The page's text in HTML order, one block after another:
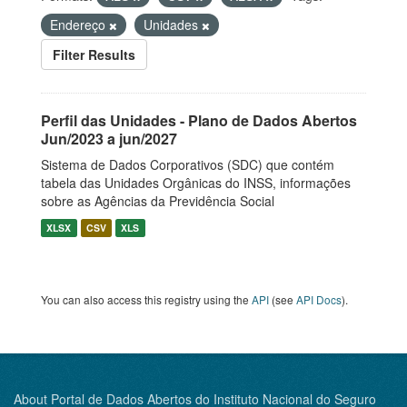
Endereço
Unidades
Filter Results
Perfil das Unidades - Plano de Dados Abertos
Jun/2023 a jun/2027
Sistema de Dados Corporativos (SDC) que contém
tabela das Unidades Orgânicas do INSS, informações
sobre as Agências da Previdência Social
XLSX CSV XLS
You can also access this registry using the API (see API Docs).
About Portal de Dados Abertos do Instituto Nacional do Seguro